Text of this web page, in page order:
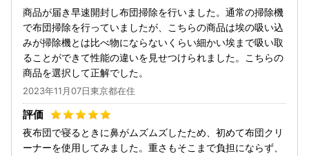
商品が届き早速開封し布団掃除を行いました。通常の掃除機
で布団掃除を行っていましたが、こちらの商品は埃の吸い込
みが掃除機とは比べ物にならないくらい細かい埃まで吸い取
ることができて性能の違いを見せつけられました。こちらの
商品を選択して正解でした。
2023年11月07日東京都在住
夜布団で寝るときに鼻がムズムズしたため、初めて布団クリ
ーナーを使用してみました。重さもそこまで負担にならず、